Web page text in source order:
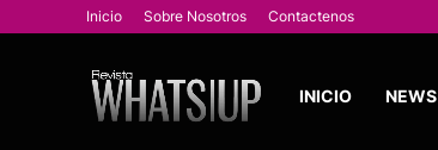
Inicio Sobre Nosotros Contactenos
INICIO NEWS